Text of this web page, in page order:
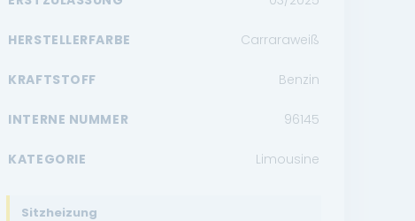
HERSTELLERFARBE Carraraweiß
KRAFTSTOFF Benzin
INTERNE NUMMER 96145
KATEGORIE Limousine
Sitzheizung